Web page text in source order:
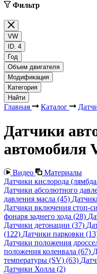
Фильтр
VW
ID. 4
Год
Объем двигателя
Модификация
Категория
Найти
Главная Каталог
Датчики
автомобиля
Видео
Материалы
Датчики кислорода
Датчики абсолютного
давления масла (45)
Датчики включения стоп-
фонаря заднего хода (28)
Датчики детонации (37)
(122) Датчики парковки
Датчики положения
положения коленвала (67)
температуры (SV) (63)
Датчики Холла (2)